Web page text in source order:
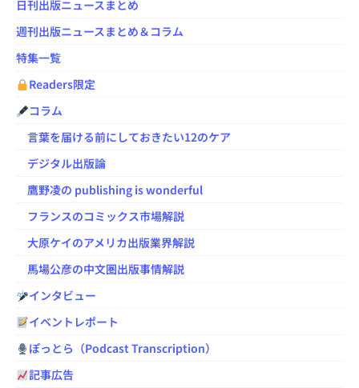
日刊出版ニュースまとめ
週刊出版ニュースまとめ＆コラム
特集一覧
Readers限定
コラム
言葉を届ける前にしておきたい12のケア
デジタル出版論
鷹野凌の publishing is wonderful
フランスのコミックス市場解説
大原ケイのアメリカ出版業界解説
馬場公彦の中文圏出版事情解説
インタビュー
イベントレポート
ぽっとら（Podcast Transcription）
記事広告